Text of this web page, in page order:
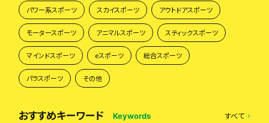
パワー系スポーツ スカイスポーツ アウトドアスポーツ
モータースポーツ アニマルスポーツ スティックスポーツ
マインドスポーツ eスポーツ 総合スポーツ
パラスポーツ その他
おすすめキーワード Keywords すべて